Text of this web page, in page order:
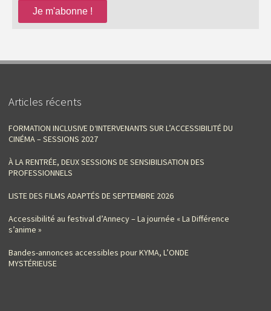
Articles récents
FORMATION INCLUSIVE D‘INTERVENANTS SUR L’ACCESSIBILITÉ DU
CINÉMA – SESSIONS 2027
À LA RENTRÉE, DEUX SESSIONS DE SENSIBILISATION DES
PROFESSIONNELS
LISTE DES FILMS ADAPTÉS DE SEPTEMBRE 2026
Accessibilité au festival d’Annecy – La journée « La Différence
s’anime »
Bandes-annonces accessibles pour KYMA, L’ONDE
MYSTÉRIEUSE